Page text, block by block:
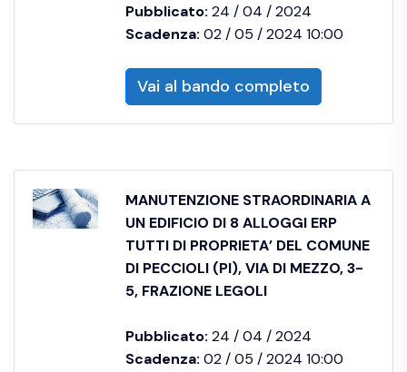
Pubblicato: 24 / 04 / 2024
Scadenza: 02 / 05 / 2024 10:00
Vai al bando completo
MANUTENZIONE STRAORDINARIA A
UN EDIFICIO DI 8 ALLOGGI ERP
TUTTI DI PROPRIETA’ DEL COMUNE
DI PECCIOLI (PI), VIA DI MEZZO, 3-
5, FRAZIONE LEGOLI
Pubblicato: 24 / 04 / 2024
Scadenza: 02 / 05 / 2024 10:00